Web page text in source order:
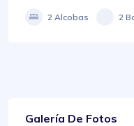
2 Alcobas 2
Galería De Fotos